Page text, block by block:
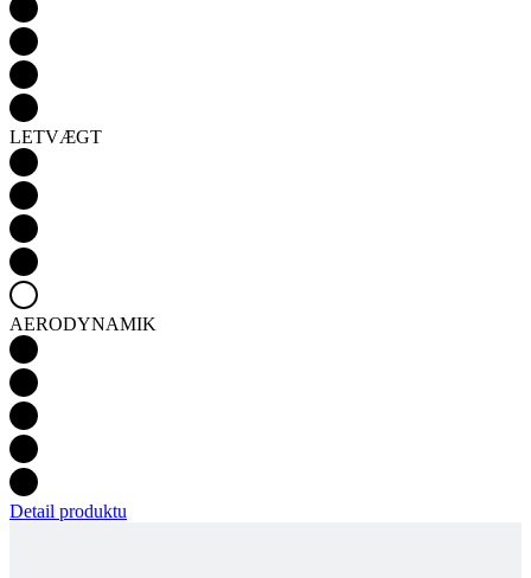
LETVÆGT
AERODYNAMIK
Detail produktu